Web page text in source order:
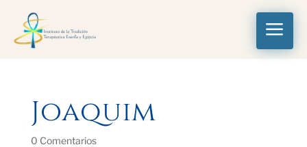
a
Joaquim
0 Comentarios